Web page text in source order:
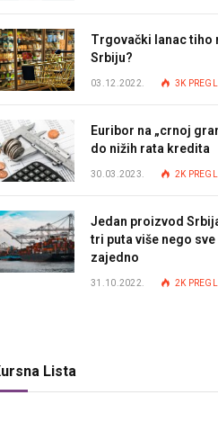
Trgovački lanac tiho
Srbiju?
03.12.2022. 3K
Euribor na „crnoj
do nižih rata kredita
30.03.2023. 2K
Jedan proizvod
tri puta više nego sve
zajedno
31.10.2022. 2K
Lista